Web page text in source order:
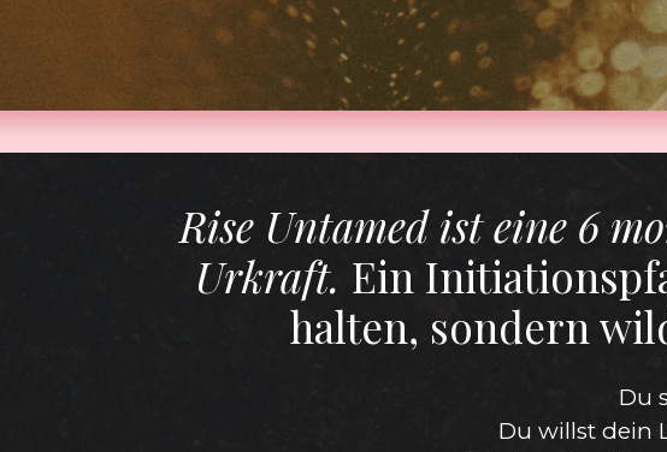
Rise Untamed ist eine 6
Urkraft. Ein
halten, sondern
Du
Du willst dein